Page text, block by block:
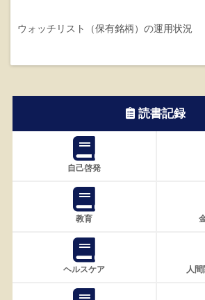
ウォッチリスト（保有銘柄）の運用状況
読書記録
自己啓発
教育
ヘルスケア 人